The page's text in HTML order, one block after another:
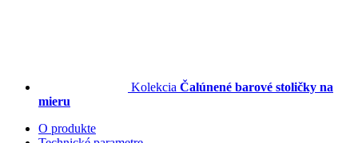
Kolekcia Čalúnené barové stoličky na
mieru
O produkte